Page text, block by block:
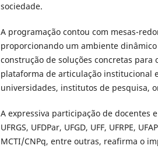
sociedade.
A programação contou com mesas-
proporcionando um ambiente
construção de soluções concretas
plataforma de articulação institucional
universidades, institutos de pesquisa,
A expressiva participação de docentes e
UFRGS, UFDPar, UFGD, UFF, UFRPE,
MCTI/CNPq, entre outras, reafirma o